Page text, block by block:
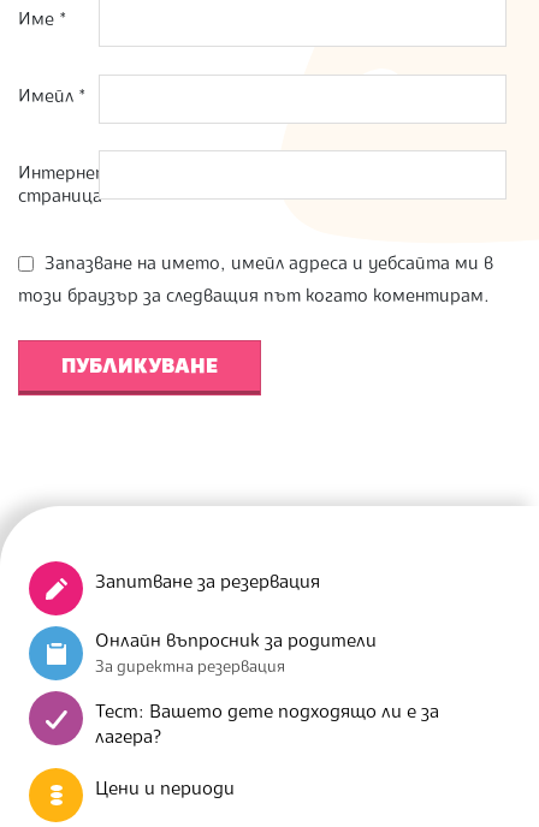
Име *
Имейл *
Интернет
страница
Запазване на името, имейл адреса и уебсайта ми в
този браузър за следващия път когато коментирам.
Запитване за резервация
Онлайн въпросник за родители
За директна резервация
Тест: Вашето дете подходящо ли е за
лагера?
Цени и периоди